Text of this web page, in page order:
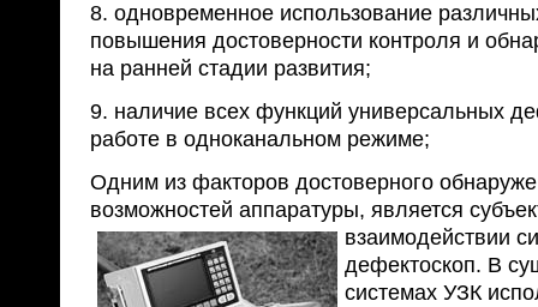
8. одновременное использование
повышения достоверности контроля и
на ранней стадии развития;
9. наличие всех функций универсальных
работе в одноканальном режиме;
Одним из факторов достоверного
возможностей аппаратуры, является
взаимодействии
дефектоскоп. В
системах УЗК